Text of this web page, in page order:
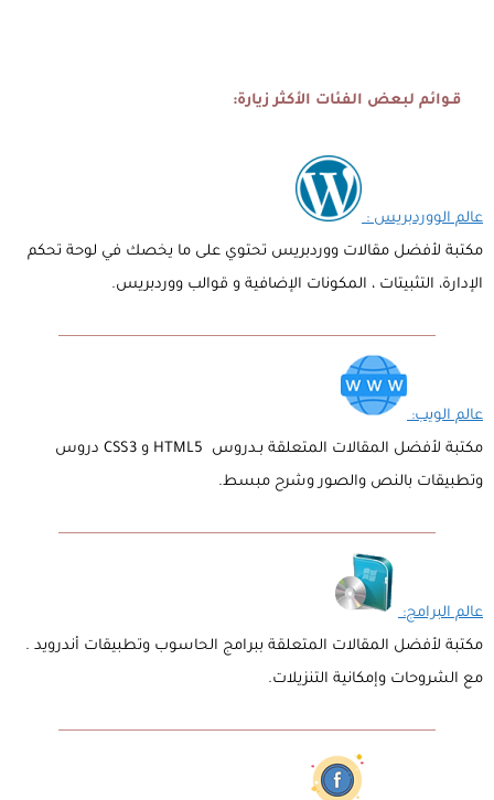
قـوائم لبعض الفئات الأكثر زيارة:
عالم الووردبريس :
مكتبة لأفضل مقالات ووردبريس تحتوي على ما يخصك في لوحة تحكم
الإدارة، التثبيتات ، المكونات الإضافية و قوالب ووردبريس.
عالم الويب:
مكتبة لأفضل المقالات المتعلقة بـدروس HTML5 و CSS3 دروس
وتطبيقات بالنص والصور وشرح مبسط.
عالم البرامج:
مكتبة لأفضل المقالات المتعلقة ببرامج الحاسوب وتطبيقات أندرويد .
مع الشروحات وإمكانية التنزيلات.